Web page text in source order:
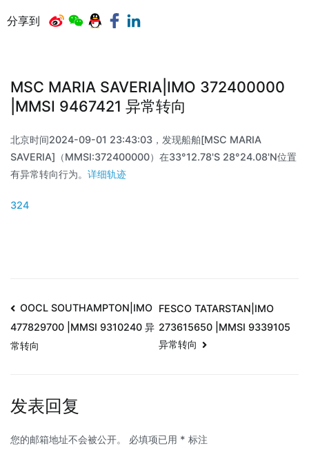
分享到
MSC MARIA SAVERIA|IMO 372400000
|MMSI 9467421 异常转向
北京时间2024-09-01 23:43:03，发现船舶[MSC MARIA
SAVERIA]（MMSI:372400000）在33°12.78'S 28°24.08'N位置
有异常转向行为。 详细轨迹
324
OOCL SOUTHAMPTON|IMO
477829700 |MMSI 9310240 异
常转向
FESCO TATARSTAN|IMO
273615650 |MMSI 9339105
异常转向
发表回复
您的邮箱地址不会被公开。 必填项已用 * 标注